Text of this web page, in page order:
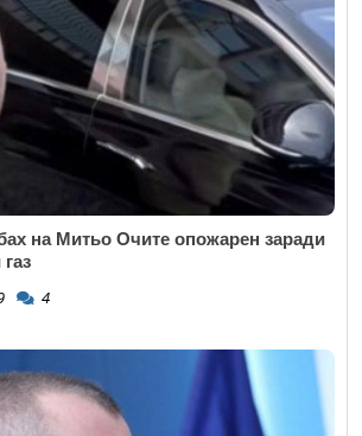
на Митьо Очите опожарен заради
4